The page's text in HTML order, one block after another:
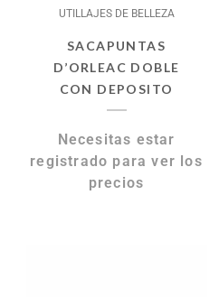
UTILLAJES DE BELLEZA
SACAPUNTAS
D’ORLEAC DOBLE
CON DEPOSITO
Necesitas estar
registrado para ver los
precios